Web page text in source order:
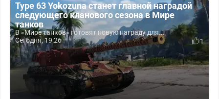
Type 63 Yokozuna станет главной наградой
следующего кланового сезона в Мире
танков
В «Мире танков» готовят новую награду для...
Сегодня, 19:26
1